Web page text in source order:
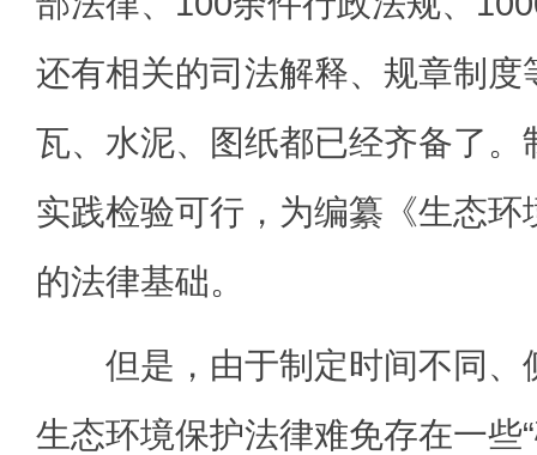
还有相关的司法解释、规章制度
瓦、水泥、图纸都已经齐备了。
实践检验可行，为编纂《生态
的法律基础。
但是，由于制定时间不同、
生态环境保护法律难免存在一些